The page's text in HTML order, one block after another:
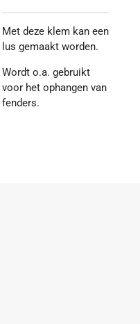
Met deze klem kan een
lus gemaakt worden.
Wordt o.a. gebruikt
voor het ophangen van
fenders.